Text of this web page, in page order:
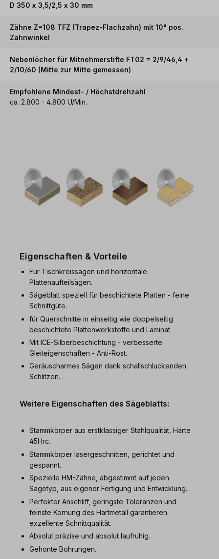
D 350 x 3,5/2,5 x 30 mm
Zähne Z=108 TFZ (Trapez-Flachzahn) mit 10° pos.
Zahnwinkel
Nebenlöcher für Mitnehmerstifte FT02 = 2/9/46,4 +
2/10/60 (Mitte zur Mitte gemessen)
Empfohlene Mindest- / Höchstdrehzahl
ca. 2.800 - 4.800 U/Min.
Eigenschaften & Vorteile
Für Tischkreissägen und horizontale
Plattenaufteilsägen.
Sägeblatt speziell für beschichtete Platten - feine
Schnittgüte.
für Querschnitte in einseitig wie doppelseitig
beschichtete Plattenwerkstoffe und Laminat.
Mit ICE-Silberbeschichtung - verbesserte
Gleiteigenschaften - Anti-Rost.
Geräuscharmes Sägen dank schallschluckenden
Schlitzen.
Weitere Eigenschaften des Sägeblatts:
Stammkörper aus erstklassiger Stahlqualität, Härte
45Hrc.
Stammkörper lasergeschnitten, gerichtet und
gespannt.
Spezielle HM-Zähne, abgestimmt auf jeden
Sägetyp, aus eigener Fertigung und Entwicklung.
Perfekter Anschliff, geringste Toleranzen und
feinste Körnung des Hartmetall garantieren
exzellente Schnittqualität.
Absolut präzise und absolut laufruhig.
Gehonte Bohrungen.